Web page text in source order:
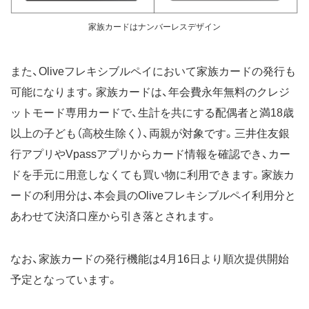
家族カードはナンバーレスデザイン
また、Oliveフレキシブルペイにおいて家族カードの発行も
可能になります。家族カードは、年会費永年無料のクレジ
ットモード専用カードで、生計を共にする配偶者と満18歳
以上の子ども（高校生除く）、両親が対象です。三井住友銀
行アプリやVpassアプリからカード情報を確認でき、カー
ドを手元に用意しなくても買い物に利用できます。家族カ
ードの利用分は、本会員のOliveフレキシブルペイ利用分と
あわせて決済口座から引き落とされます。
なお、家族カードの発行機能は4月16日より順次提供開始
予定となっています。